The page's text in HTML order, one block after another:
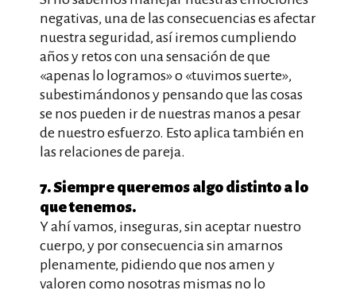
negativas, una de las consecuencias es afectar
nuestra seguridad, así iremos cumpliendo
años y retos con una sensación de que
«apenas lo logramos» o «tuvimos suerte»,
subestimándonos y pensando que las cosas
se nos pueden ir de nuestras manos a pesar
de nuestro esfuerzo. Esto aplica también en
las relaciones de pareja.
7. Siempre queremos algo distinto a lo
que tenemos.
Y ahí vamos, inseguras, sin aceptar nuestro
cuerpo, y por consecuencia sin amarnos
plenamente, pidiendo que nos amen y
valoren como nosotras mismas no lo